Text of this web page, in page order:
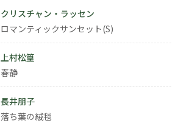
クリスチャン・ラッセン
ロマンティックサンセット(S)
上村松篁
春静
長井朋子
落ち葉の絨毯